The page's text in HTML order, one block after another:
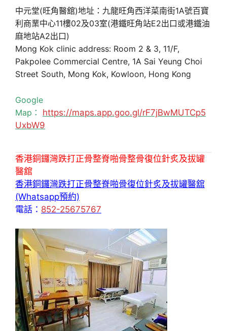
中元堂(旺角醫舘)地址：九龍旺角西洋菜南街1A號百寶
利商業中心11樓02及03室(港鐵旺角站E2出口或港鐵油
麻地站A2出口)
Mong Kok clinic address: Room 2 & 3, 11/F,
Pakpolee Commercial Centre, 1A Sai Yeung Choi
Street South, Mong Kok, Kowloon, Hong Kong
Google
Map： https://maps.app.goo.gl/rF7jBwMUTCp5
UxbW9
香港銅鑼灣跌打正骨整脊啪骨整骨復位針炙及拔罐
醫舘
香港銅鑼灣跌打正骨整脊啪骨復位針炙及拔罐醫舘
(Whatsapp預約)
電話： 852-25675767